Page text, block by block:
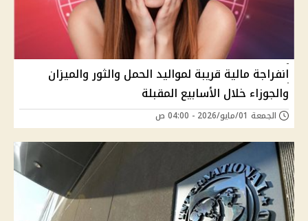
انفراجة مالية قريبة لمواليد الحمل والثور والميزان
والجوزاء خلال الأسابيع المقبلة
الجمعة 01/مايو/2026 - 04:00 ص